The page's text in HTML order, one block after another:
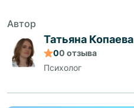
Автор
Татьяна Копаева
00 отзыва
Психолог